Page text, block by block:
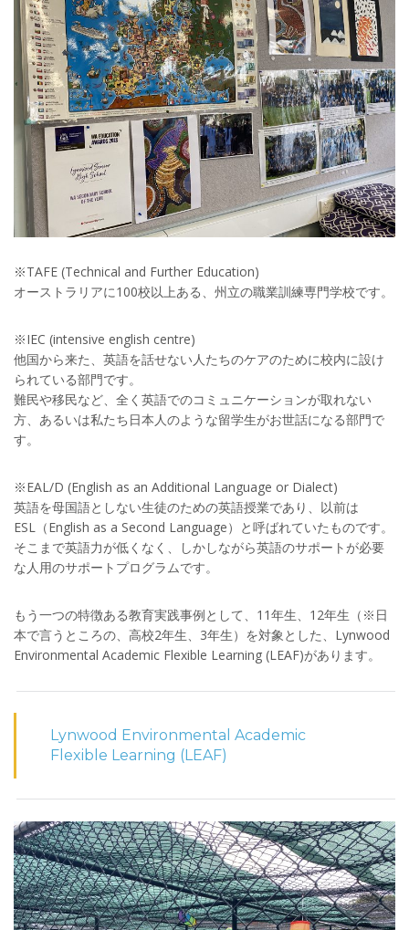
※TAFE (Technical and Further Education)
オーストラリアに100校以上ある、州立の職業訓練専門学校です。
※IEC (intensive english centre)
他国から来た、英語を話せない人たちのケアのために校内に設け
られている部門です。
難民や移民など、全く英語でのコミュニケーションが取れない
方、あるいは私たち日本人のような留学生がお世話になる部門で
す。
※EAL/D (English as an Additional Language or Dialect)
英語を母国語としない生徒のための英語授業であり、以前は
ESL（English as a Second Language）と呼ばれていたものです。
そこまで英語力が低くなく、しかしながら英語のサポートが必要
な人用のサポートプログラムです。
もう一つの特徴ある教育実践事例として、11年生、12年生（※日
本で言うところの、高校2年生、3年生）を対象とした、Lynwood
Environmental Academic Flexible Learning (LEAF)があります。
Lynwood Environmental Academic
Flexible Learning (LEAF)